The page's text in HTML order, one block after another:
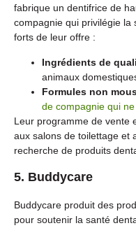
fabrique un dentifrice de
compagnie qui privilégie la
forts de leur offre :
Ingrédients de
animaux
Formules non
de compagnie qui
Leur programme de vente
aux salons de toilettage et
recherche de produits
5. Buddycare
Buddycare produit des
pour soutenir la santé